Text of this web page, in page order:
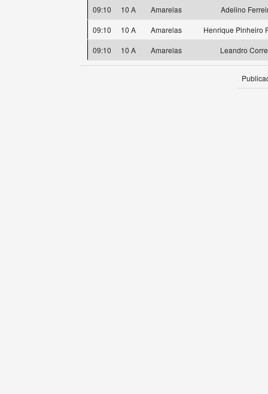
09:10 10 A Amarelas
Adelino
09:10
10 A Amarelas
Henrique Pinheiro
09:10
10 A Amarelas Leandro